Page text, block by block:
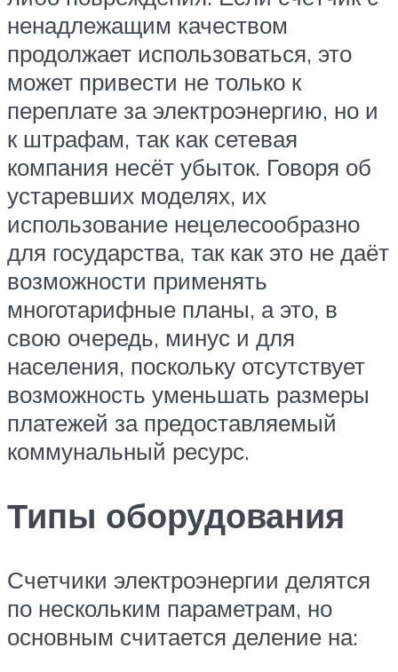
ненадлежащим качеством
продолжает использоваться, это
может привести не только к
переплате за электроэнергию, но и
к штрафам, так как сетевая
компания несёт убыток. Говоря об
устаревших моделях, их
использование нецелесообразно
для государства, так как это не даёт
возможности применять
многотарифные планы, а это, в
свою очередь, минус и для
населения, поскольку отсутствует
возможность уменьшать размеры
платежей за предоставляемый
коммунальный ресурс.
Типы оборудования
Счетчики электроэнергии делятся
по нескольким параметрам, но
основным считается деление на: